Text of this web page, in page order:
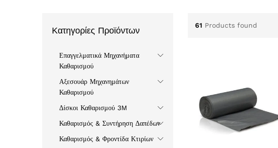
61 Products found
Κατηγορίες Προϊόντων
Επαγγελματικά Μηχανήματα
Καθαρισμού
Αξεσουάρ Μηχανημάτων
Καθαρισμού
Δίσκοι Καθαρισμού 3M
Καθαρισμός & Συντήρηση Δαπέδων
Καθαρισμός & Φροντίδα Κτιρίων